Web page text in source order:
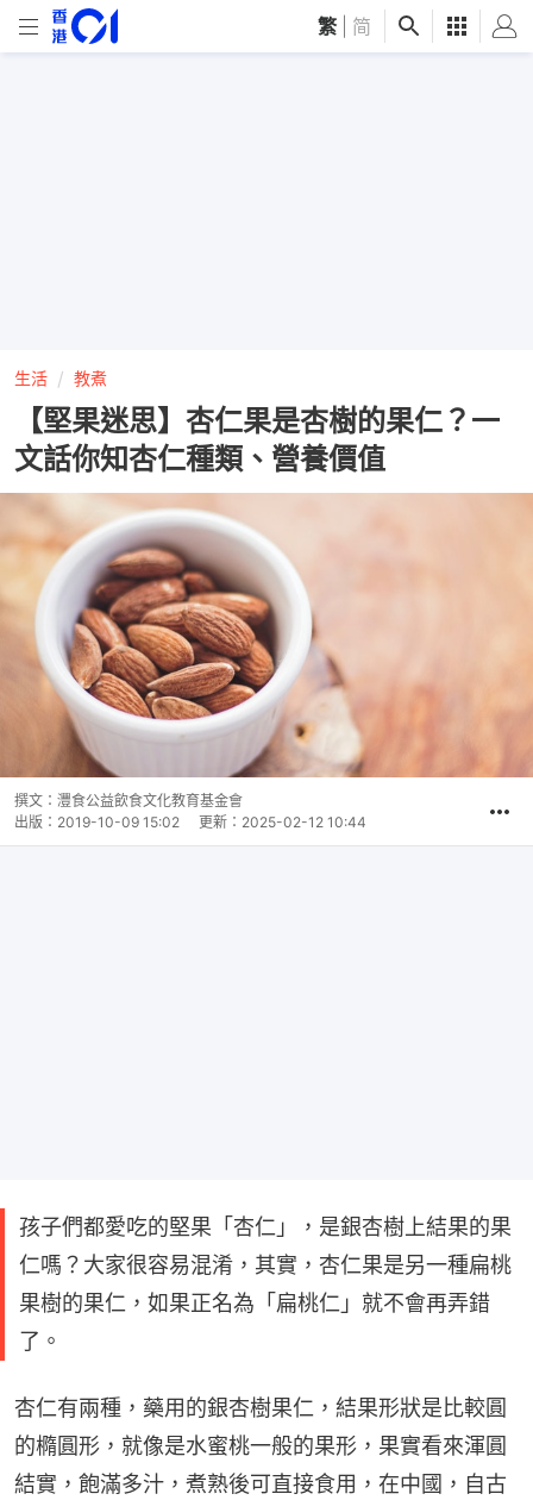
繁 简
生活 教煮
【堅果迷思】杏仁果是杏樹的果仁？一
文話你知杏仁種類、營養價值
撰文： 灃食公益飲食文化教育基金會
出版： 2019-10-09 15:02 更新： 2025-02-12 10:44
孩子們都愛吃的堅果「杏仁」，是銀杏樹上結果的果
仁嗎？大家很容易混淆，其實，杏仁果是另一種扁桃
果樹的果仁，如果正名為「扁桃仁」就不會再弄錯
了。
杏仁有兩種，藥用的銀杏樹果仁，結果形狀是比較圓
的橢圓形，就像是水蜜桃一般的果形，果實看來渾圓
結實，飽滿多汁，煮熟後可直接食用，在中國，自古